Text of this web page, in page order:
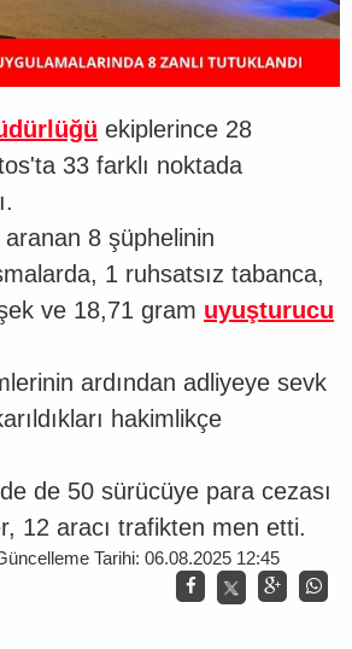
ekiplerince 28
33 farklı noktada
8 şüphelinin
1 ruhsatsız tabanca,
ve 18,71 gram uyuşturucu
ardından adliyeye sevk
hakimlikçe
de 50 sürücüye para cezası
12 aracı trafikten men etti.
Tarihi: 06.08.2025 12:45